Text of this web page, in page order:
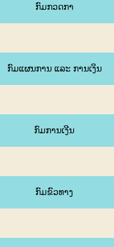
ກົມກວດກາ
ກົມແຜນການ ແລະ ການເງິນ
ກົມການເງີນ
ກົມຂົວທາງ